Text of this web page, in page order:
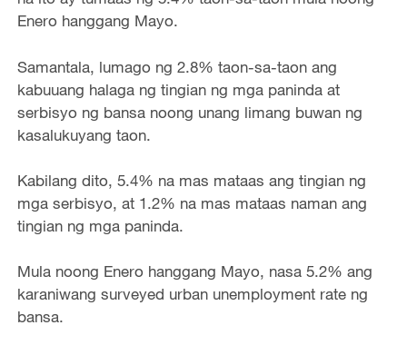
Enero hanggang Mayo.
Samantala, lumago ng 2.8% taon-sa-taon ang
kabuuang halaga ng tingian ng mga paninda at
serbisyo ng bansa noong unang limang buwan ng
kasalukuyang taon.
Kabilang dito, 5.4% na mas mataas ang tingian ng
mga serbisyo, at 1.2% na mas mataas naman ang
tingian ng mga paninda.
Mula noong Enero hanggang Mayo, nasa 5.2% ang
karaniwang surveyed urban unemployment rate ng
bansa.